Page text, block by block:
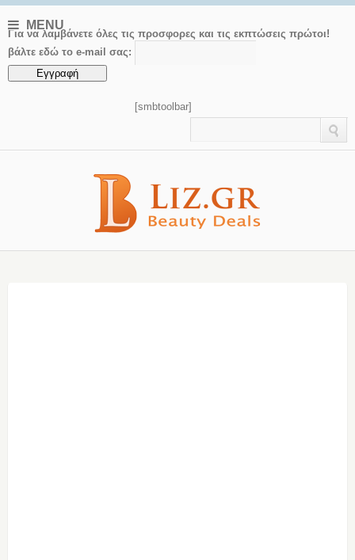
MENU
Για να λαμβάνετε όλες τις προσφορες και τις εκπτώσεις πρώτοι!
βάλτε εδώ το e-mail σας:
[smbtoolbar]